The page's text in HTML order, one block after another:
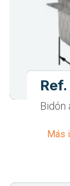
Bidón
Más